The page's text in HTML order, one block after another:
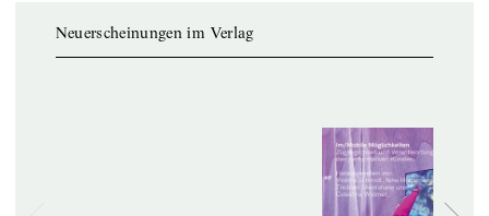
Neuerscheinungen im Verlag